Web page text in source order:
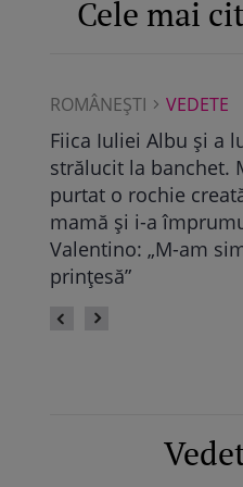
Cele mai
ROMÂNEŞTI VEDETE
Maya Castellano,
dans. Cum și-a
fiica: „Atât de